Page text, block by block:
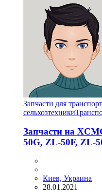
Запчасти для
сельхозтехники
Запчасти на
50G, ZL-50F, ZL-
Киев, Украина
28.01.2021